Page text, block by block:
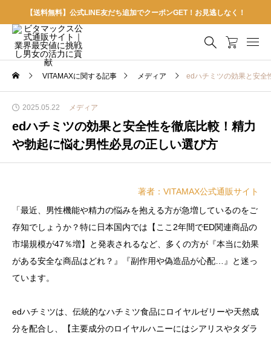
【送料無料】公式LINE友だち追加でクーポンGET！お見逃しなく！
VITAMAXに関する記事 メディア edハチミツの効果と安全
2025.05.22 メディア
edハチミツの効果と安全性を徹底比較！精力
や勃起に悩む男性必見の正しい選び方
著者：VITAMAX公式通販サイト
「最近、男性機能や精力の悩みを抱える方が急増しているのをご
存知でしょうか？特に日本国内では【ここ2年間でED関連商品の
市場規模が47％増】と発表されるなど、多くの方が『本当に効果
がある安全な商品はどれ？』『副作用や偽造品が心配…』と迷っ
ています。
edハチミツは、伝統的なハチミツ食品にロイヤルゼリーや天然成
分を配合し、【主要成分のロイヤルハニーにはシアリスやタダラ